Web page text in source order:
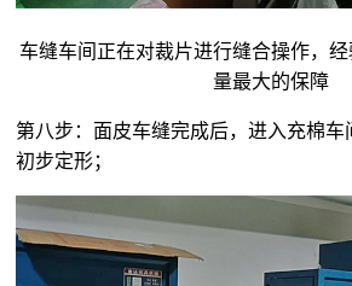
车缝车间正在对裁片进行缝合操作，
量最大的保障
第八步：面皮车缝完成后，进入充棉车
初步定形；